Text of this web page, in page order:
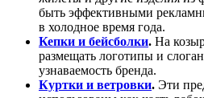
быть эффективными
в холодное время года.
Кепки и бейсболки. На
размещать логотипы и
узнаваемость бренда.
Куртки и ветровки. Эти